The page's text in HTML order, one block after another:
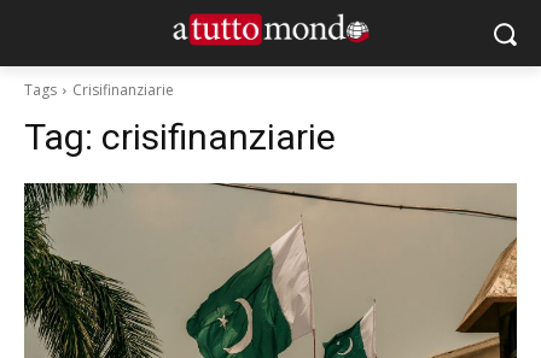
Tags Crisifinanziarie
Tag: crisifinanziarie